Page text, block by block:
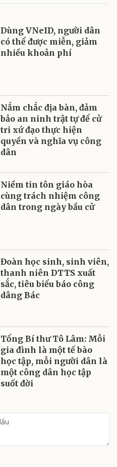
Dùng VNeID, người dân
có thể được miễn, giảm
nhiều khoản phí
Nắm chắc địa bàn, đảm
bảo an ninh trật tự để cử
tri xứ đạo thực hiện
quyền và nghĩa vụ công
dân
Niềm tin tôn giáo hòa
cùng trách nhiệm công
dân trong ngày bầu cử
Đoàn học sinh, sinh viên,
thanh niên DTTS xuất
sắc, tiêu biểu báo công
dâng Bác
Tổng Bí thư Tô Lâm: Mỗi
gia đình là một tế bào
học tập, mỗi người dân là
một công dân học tập
suốt đời